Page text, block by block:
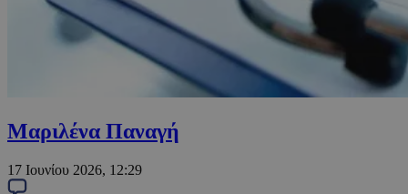
Μαριλένα Παναγή
17 Ιουνίου 2026, 12:29